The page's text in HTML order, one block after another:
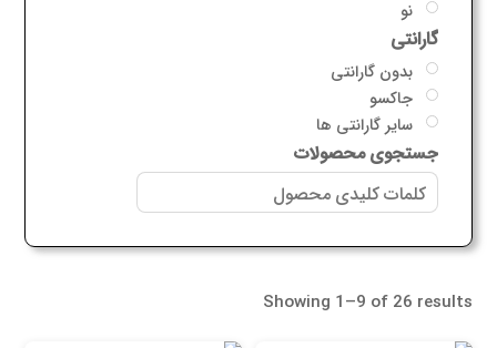
نو
گارانتی
بدون گارانتی
جاکسو
سایر گارانتی ها
جستجوی محصولات
Showing 1–9 of 26 results